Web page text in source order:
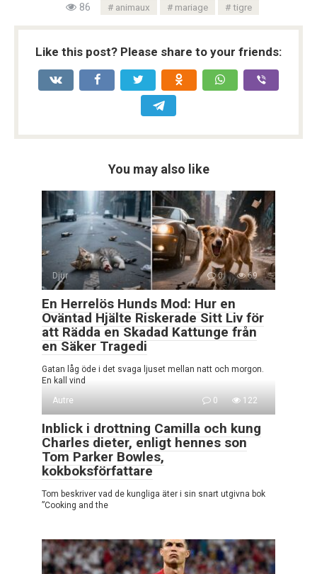
86 animaux mariage tigre
Like this post? Please share to your friends:
You may also like
Djur 0 69
En Herrelös Hunds Mod: Hur en
Oväntad Hjälte Riskerade Sitt Liv för
att Rädda en Skadad Kattunge från
en Säker Tragedi
Gatan låg öde i det svaga ljuset mellan natt och morgon.
En kall vind
Autre
0 122
Inblick i drottning Camilla och kung
Charles dieter, enligt hennes son
Tom Parker Bowles,
kokboksförfattare
Tom beskriver vad de kungliga äter i sin snart utgivna bok
”Cooking and the